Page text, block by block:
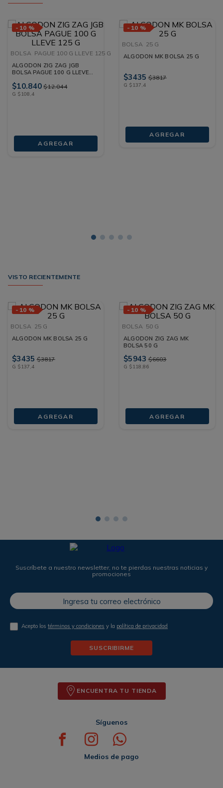
- 10 %
BOLSA PAGUE 100 G LLEVE 125 G
ALGODON ZIG ZAG JGB
BOLSA PAGUE 100 G LLEVE
$10.840 $12.044
G $108,4
AGREGAR
- 10 %
BOLSA 25 G
ALGODON MK BOLSA 25 G
$3435 $3817
G $137,4
AGREGAR
VISTO RECIENTEMENTE
- 10 %
BOLSA 25 G
ALGODON MK BOLSA 25 G
$3435 $3817
G $137,4
AGREGAR
- 10 %
BOLSA 50 G
ALGODON ZIG ZAG MK
BOLSA 50 G
$5943 $6603
G $118,86
AGREGAR
Suscríbete a nuestro newsletter, no te pierdas nuestras noticias y
promociones
Acepto lostérminos y condiciones y la política de privacidad
SUSCRIBIRME
ENCUENTRA TU TIENDA
Síguenos
Medios de pago